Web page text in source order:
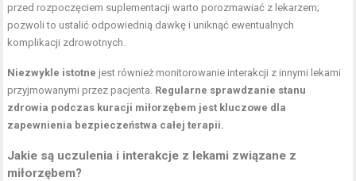
przed rozpoczęciem suplementacji warto porozmawiać z lekarzem;
pozwoli to ustalić odpowiednią dawkę i uniknąć ewentualnych
komplikacji zdrowotnych.
Niezwykle istotne jest również monitorowanie interakcji z innymi lekami
przyjmowanymi przez pacjenta. Regularne sprawdzanie stanu
zdrowia podczas kuracji miłorzębem jest kluczowe dla
zapewnienia bezpieczeństwa całej terapii.
Jakie są uczulenia i interakcje z lekami związane z
miłorzębem?